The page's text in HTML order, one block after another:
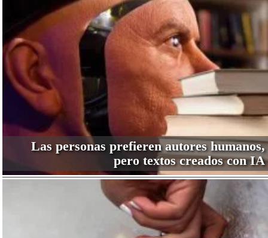
Las personas prefieren autores humanos,
pero textos creados con IA